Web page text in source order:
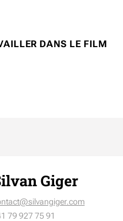
DANS LE FILM
Giger
79 927 75 91